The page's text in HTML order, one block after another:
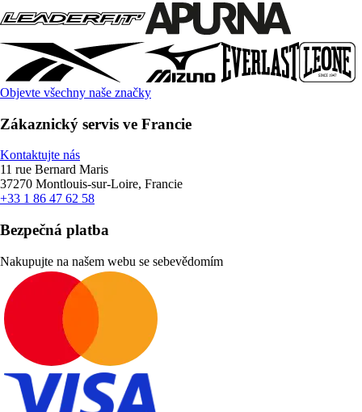
Objevte všechny naše značky
Zákaznický servis ve Francie
Kontaktujte nás
11 rue Bernard Maris
37270 Montlouis-sur-Loire, Francie
+33 1 86 47 62 58
Bezpečná platba
Nakupujte na našem webu se sebevědomím